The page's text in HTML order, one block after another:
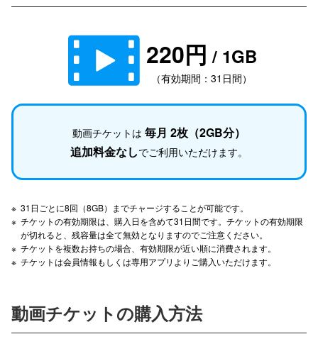
220円 / 1GB
（有効期間：31日間）
動画チケットは 毎月 2枚（2GB分）
追加料金なしでご利用いただけます。
※ 31日ごとに8回（8GB）までチャージすることが可能です。
※ チケットの有効期限は、購入日を含めて31日間です。チケットの有効期限
が切れると、残容量は全て無効となりますのでご注意ください。
※ チケットを複数お持ちの場合、有効期限が近い順に消費されます。
※ チケットは会員情報もしくは専用アプリよりご購入いただけます。
動画チケットの購入方法